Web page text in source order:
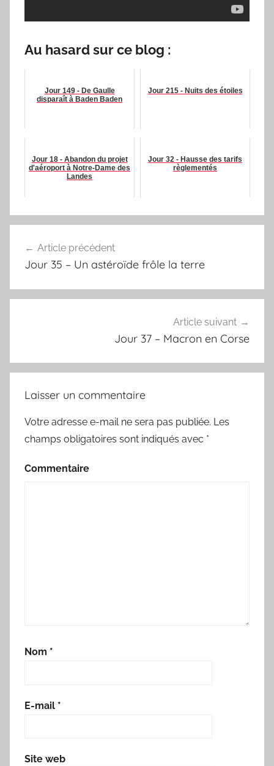
Au hasard sur ce blog :
Jour 149 - De Gaulle
disparaît à Baden Baden
Jour 215 - Nuits des étoiles
Jour 18 - Abandon du projet
d'aéroport à Notre-Dame des
Landes
Jour 32 - Hausse des tarifs
règlementés
de
Article précédent
Jour 35 – Un astéroïde frôle la terre
Article suivant
Jour 37 – Macron en Corse
Laisser un commentaire
Votre adresse e-mail ne sera pas publiée. Les
champs obligatoires sont indiqués avec *
Commentaire
Nom *
E-mail *
Site web